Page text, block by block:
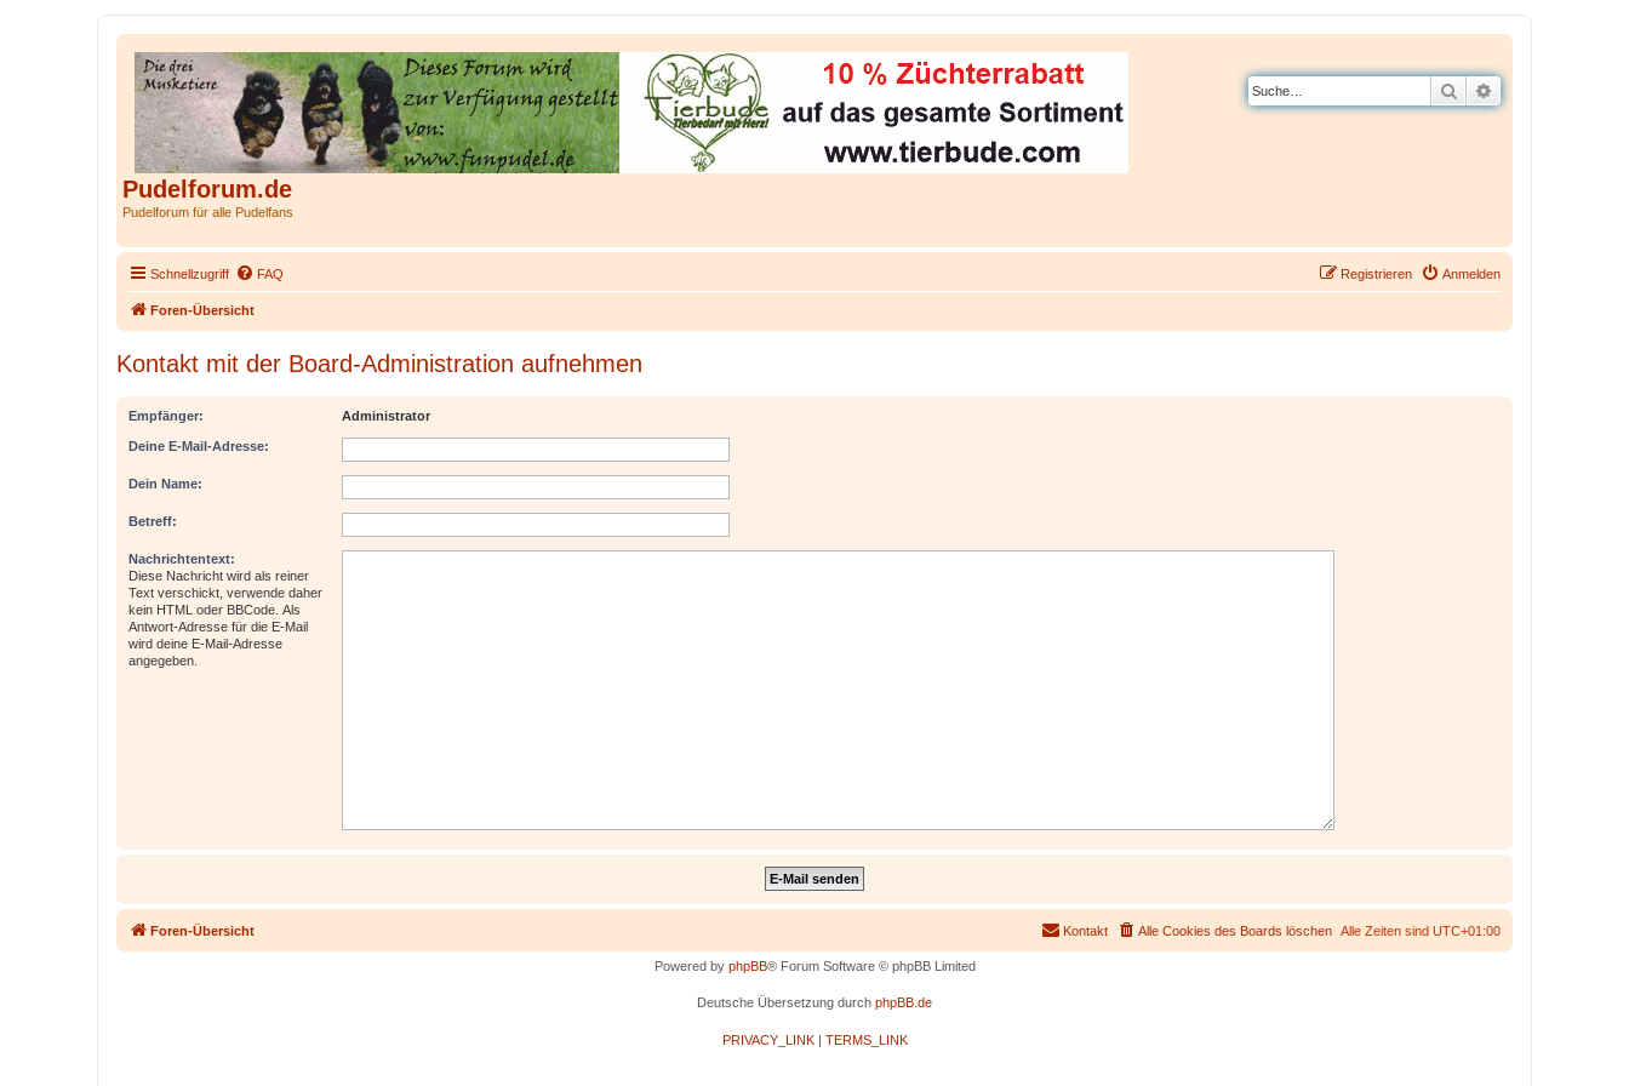
Pudelforum.de
Pudelforum für alle Pudelfans
Suche
Schnellzugriff FAQ Anmelden
Registrieren
Foren-Übersicht
Kontakt mit der Board-Administration aufnehmen
Empfänger: Administrator
Deine E-Mail-Adresse:
Dein Name:
Betreff:
Nachrichtentext:
Diese Nachricht wird als reiner
Text verschickt, verwende daher
kein HTML oder BBCode. Als
Antwort-Adresse für die E-Mail
wird deine E-Mail-Adresse
angegeben.
Foren-Übersicht Alle Zeiten sind UTC+01:00
Alle Cookies des Boards löschen
Kontakt
Powered by phpBB® Forum Software © phpBB Limited
Deutsche Übersetzung durch phpBB.de
PRIVACY_LINK| TERMS_LINK